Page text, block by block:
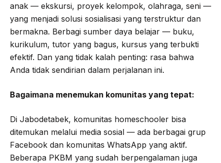
anak — ekskursi, proyek kelompok, olahraga, seni —
yang menjadi solusi sosialisasi yang terstruktur dan
bermakna. Berbagi sumber daya belajar — buku,
kurikulum, tutor yang bagus, kursus yang terbukti
efektif. Dan yang tidak kalah penting: rasa bahwa
Anda tidak sendirian dalam perjalanan ini.
Bagaimana menemukan komunitas yang tepat:
Di Jabodetabek, komunitas homeschooler bisa
ditemukan melalui media sosial — ada berbagai grup
Facebook dan komunitas WhatsApp yang aktif.
Beberapa PKBM yang sudah berpengalaman juga